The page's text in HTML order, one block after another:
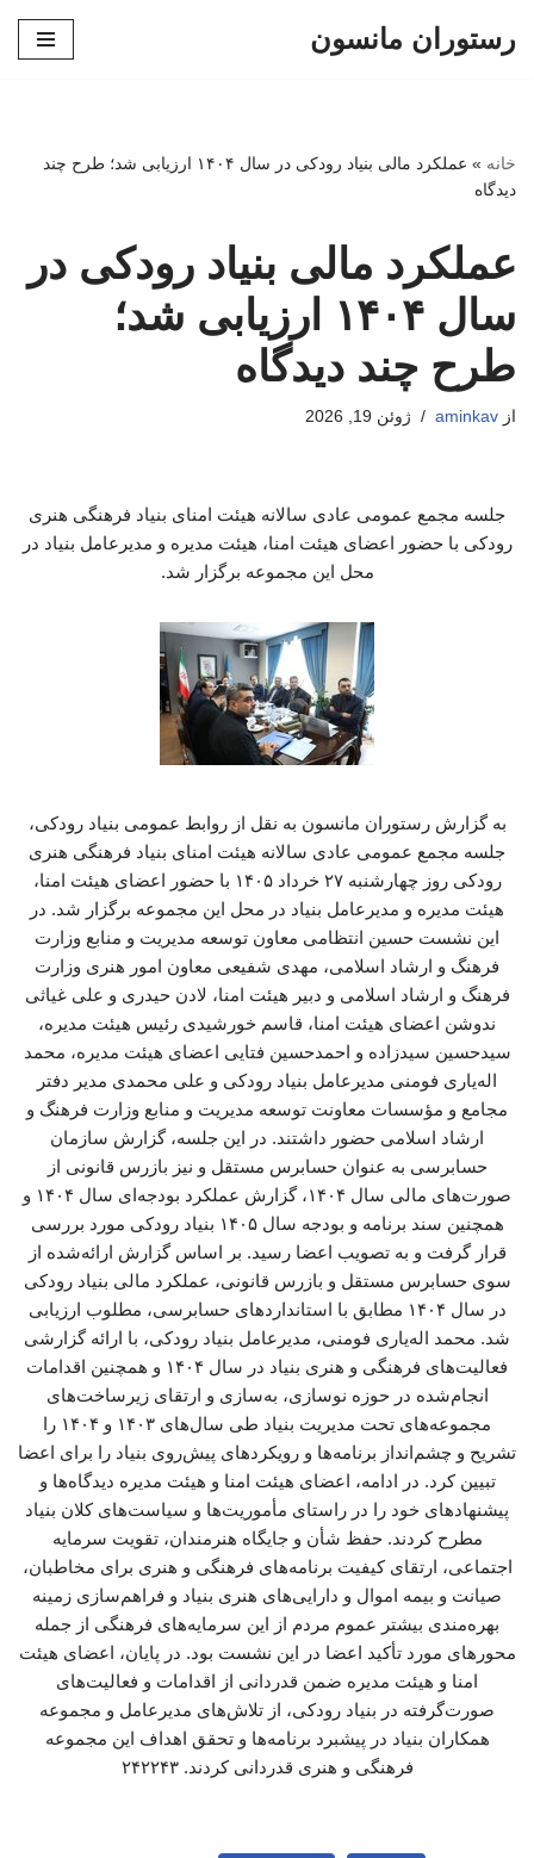
رستوران مانسون
خانه »
عملکرد مالی بنیاد رودکی در سال ۱۴۰۴ ارزیابی شد؛ طرح چند
دیدگاه
عملکرد مالی بنیاد رودکی در
سال ۱۴۰۴ ارزیابی شد؛
طرح چند دیدگاه
از aminkav ژوئن 19, 2026
جلسه مجمع عمومی عادی سالانه هیئت امنای بنیاد فرهنگی هنری
رودکی با حضور اعضای هیئت امنا، هیئت مدیره و مدیرعامل بنیاد در
محل این مجموعه برگزار شد.
به گزارش رستوران مانسون به نقل از روابط عمومی بنیاد رودکی،
جلسه مجمع عمومی عادی سالانه هیئت امنای بنیاد فرهنگی هنری
رودکی روز چهارشنبه ۲۷ خرداد ۱۴۰۵ با حضور اعضای هیئت امنا،
هیئت مدیره و مدیرعامل بنیاد در محل این مجموعه برگزار شد. در
این نشست حسین انتظامی معاون توسعه مدیریت و منابع وزارت
فرهنگ و ارشاد اسلامی، مهدی شفیعی معاون امور هنری وزارت
فرهنگ و ارشاد اسلامی و دبیر هیئت امنا، لادن حیدری و علی غیاثی
ندوشن اعضای هیئت امنا، قاسم خورشیدی رئیس هیئت مدیره،
سیدحسین سیدزاده و احمدحسین فتایی اعضای هیئت مدیره، محمد
اله‌یاری فومنی مدیرعامل بنیاد رودکی و علی محمدی مدیر دفتر
مجامع و مؤسسات معاونت توسعه مدیریت و منابع وزارت فرهنگ و
ارشاد اسلامی حضور داشتند. در این جلسه، گزارش سازمان
حسابرسی به عنوان حسابرس مستقل و نیز بازرس قانونی از
صورت‌های مالی سال ۱۴۰۴، گزارش عملکرد بودجه‌ای سال ۱۴۰۴ و
همچنین سند برنامه و بودجه سال ۱۴۰۵ بنیاد رودکی مورد بررسی
قرار گرفت و به تصویب اعضا رسید. بر اساس گزارش ارائه‌شده از
سوی حسابرس مستقل و بازرس قانونی، عملکرد مالی بنیاد رودکی
در سال ۱۴۰۴ مطابق با استانداردهای حسابرسی، مطلوب ارزیابی
شد. محمد اله‌یاری فومنی، مدیرعامل بنیاد رودکی، با ارائه گزارشی
فعالیت‌های فرهنگی و هنری بنیاد در سال ۱۴۰۴ و همچنین اقدامات
انجام‌شده در حوزه نوسازی، به‌سازی و ارتقای زیرساخت‌های
مجموعه‌های تحت مدیریت بنیاد طی سال‌های ۱۴۰۳ و ۱۴۰۴ را
تشریح و چشم‌انداز برنامه‌ها و رویکردهای پیش‌روی بنیاد را برای اعضا
تبیین کرد. در ادامه، اعضای هیئت امنا و هیئت مدیره دیدگاه‌ها و
پیشنهادهای خود را در راستای مأموریت‌ها و سیاست‌های کلان بنیاد
مطرح کردند. حفظ شأن و جایگاه هنرمندان، تقویت سرمایه
اجتماعی، ارتقای کیفیت برنامه‌های فرهنگی و هنری برای مخاطبان،
صیانت و بیمه اموال و دارایی‌های هنری بنیاد و فراهم‌سازی زمینه
بهره‌مندی بیشتر عموم مردم از این سرمایه‌های فرهنگی از جمله
محورهای مورد تأکید اعضا در این نشست بود. در پایان، اعضای هیئت
امنا و هیئت مدیره ضمن قدردانی از اقدامات و فعالیت‌های
صورت‌گرفته در بنیاد رودکی، از تلاش‌های مدیرعامل و مجموعه
همکاران بنیاد در پیشبرد برنامه‌ها و تحقق اهداف این مجموعه
فرهنگی و هنری قدردانی کردند. ۲۴۲۲۴۳